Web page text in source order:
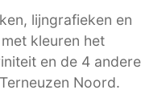
lijngrafieken en
kleuren het
en de 4 andere
Noord.